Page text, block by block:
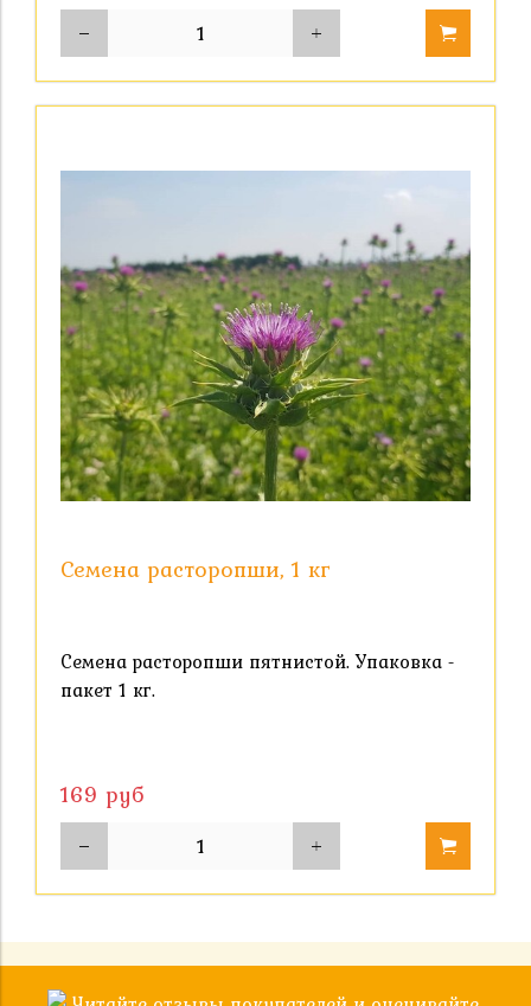
Семена расторопши, 1 кг
Семена расторопши пятнистой. Упаковка -
пакет 1 кг.
169 руб